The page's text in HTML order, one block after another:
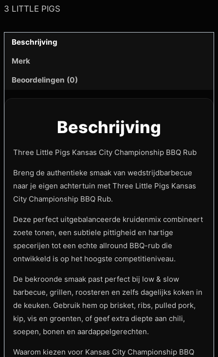
3 LITTLE PIGS
Beschrijving
Merk
Beoordelingen (0)
Beschrijving
Three Little Pigs Kansas City Championship BBQ Rub
Breng de authentieke smaak van wedstrijdbarbecue
naar je eigen achtertuin met Three Little Pigs Kansas
City Championship BBQ Rub.
Deze perfect uitgebalanceerde kruidenmix combineert
zoete tonen, een subtiele pittigheid en hartige
specerijen tot een echte allround BBQ-rub die
ontwikkeld is op het hoogste competitieniveau.
De bekroonde smaak past perfect bij low & slow
barbecue, grillen, roosteren en zelfs dagelijks koken in
de keuken. Gebruik hem op brisket, ribs, pulled pork,
kip, vis en groenten, of geef extra diepte aan chili,
soepen, bonen en aardappelgerechten.
Waarom kiezen voor Kansas City Championship BBQ